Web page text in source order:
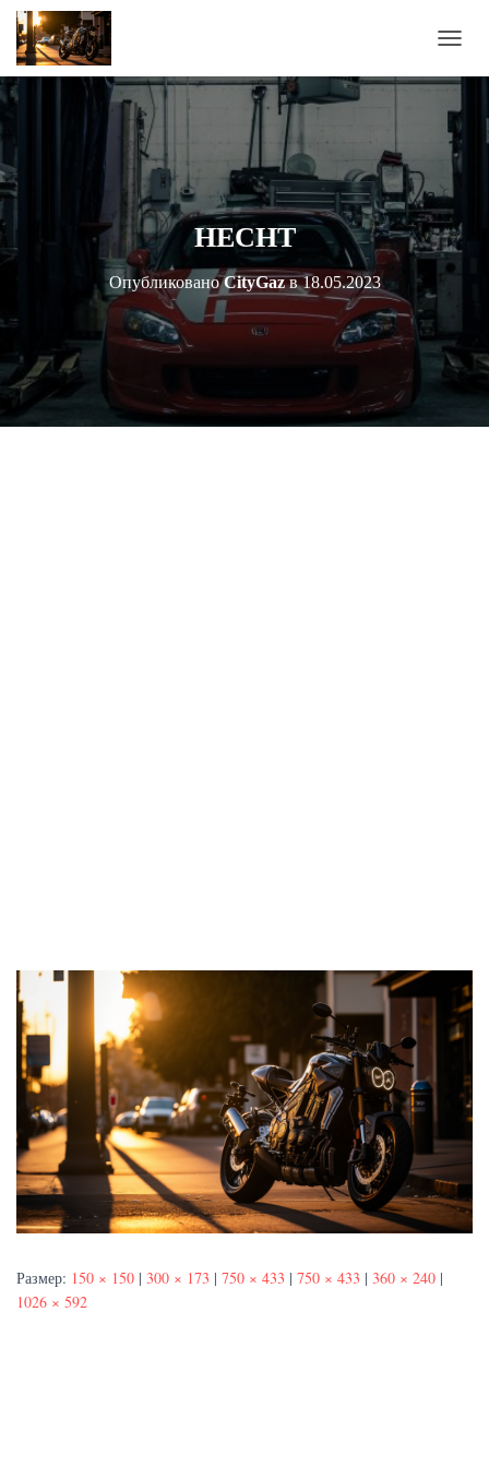
Е
Е
К
Л
Ч
И
Т
Ь
И
Г
И
HECHT
ОпубликованоCityGazв18.05.2023
Размер: 150 × 150 | 300 × 173 | 750 × 433 | 750 × 433 | 360 × 240 |
1026 × 592